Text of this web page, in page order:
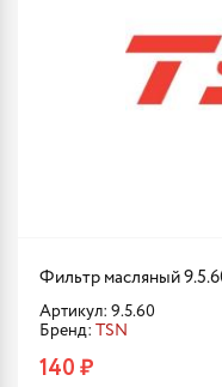
Фильтр масляный
Артикул: 9.5.60
Бренд: TSN
140 ₽